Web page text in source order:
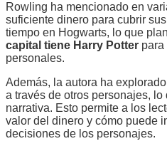
Rowling ha mencionado en
suficiente dinero para cubrir
tiempo en Hogwarts, lo que
capital tiene Harry Potter para
personales.
Además, la autora ha
a través de otros personajes,
narrativa. Esto permite a los
valor del dinero y cómo puede
decisiones de los personajes.